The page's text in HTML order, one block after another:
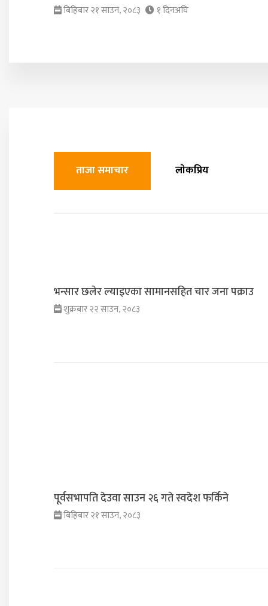
बिहिबार २१ साउन, २०८३ १ दिनअघि
ताजा समाचार लाेकप्रिय
भन्सार छलेर ल्याइएका सामानसहित चार जना पक्राउ
शुक्रबार २२ साउन, २०८३
पूर्वसभापति देउवा साउन २६ गते स्वदेश फर्किने
बिहिबार २१ साउन, २०८३